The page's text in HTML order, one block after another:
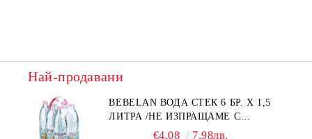
Най-продавани
BEBELAN ВОДА СТЕК 6 БР. Х 1,5
ЛИТРА /НЕ ИЗПРАЩАМЕ С
€4.08 7.98лв.